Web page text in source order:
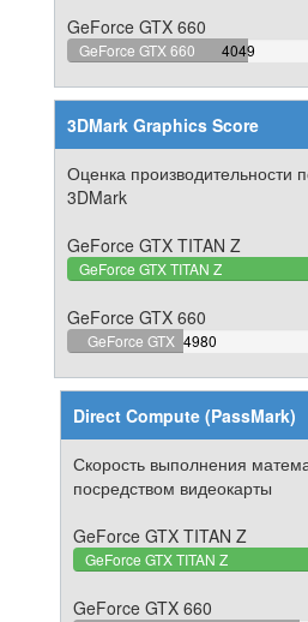
GeForce GTX 660
GeForce GTX 660 4049
3DMark Graphics Score
Оценка производительности
3DMark
GeForce GTX TITAN Z
GeForce GTX TITAN Z
GeForce GTX 660
GeForce GTX 4980
29.191090269637%
Direct Compute (PassMark)
Скорость выполнения
посредством видеокарты
GeForce GTX TITAN Z
GeForce GTX TITAN Z
GeForce GTX 660